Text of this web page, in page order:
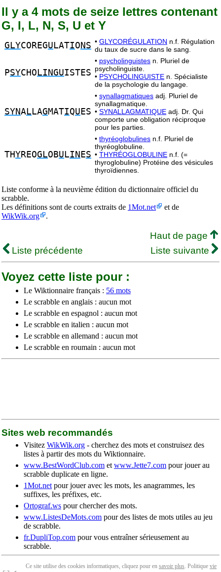
Il y a 4 mots de seize lettres contenant
G, I, L, N, S, U et Y
GLYCOREGU LATIO NS • GLYCORÉGULATION n.f. Régulation
du taux de sucre dans le sang.
PSYCHO LINGUISTES
• psycholinguistes n. Pluriel de
psycholinguiste.
• PSYCHOLINGUISTE n. Spécialiste
de la psychologie du langage.
SYNAL LAGMATIQU ES
• synallagmatiques adj. Pluriel de
synallagmatique.
• SYNALLAGMATIQUE adj. Dr. Qui
comporte une obligation réciproque
pour les parties.
THYREOGLOBU LIN ES
• thyréoglobulines n.f. Pluriel de
thyréoglobuline.
• THYRÉOGLOBULINE n.f. (=
thyroglobuline) Protéine des vésicules
thyroïdiennes.
Liste conforme à la neuvième édition du dictionnaire officiel du
scrabble.
Les définitions sont de courts extraits de 1Mot.net
et de
WikWik.org
.
Haut de page
Liste précédente
Liste suivante
Voyez cette liste pour :
Le Wiktionnaire français : 56 mots
Le scrabble en anglais : aucun mot
Le scrabble en espagnol : aucun mot
Le scrabble en italien : aucun mot
Le scrabble en allemand : aucun mot
Le scrabble en roumain : aucun mot
Sites web recommandés
Visitez WikWik.org - cherchez des mots et construisez des
listes à partir des mots du Wiktionnaire.
www.BestWordClub.com et www.Jette7.com pour jouer au
scrabble duplicate en ligne.
1Mot.net pour jouer avec les mots, les anagrammes, les
suffixes, les préfixes, etc.
Ortograf.ws pour chercher des mots.
www.ListesDeMots.com pour des listes de mots utiles au jeu
de scrabble.
fr.DupliTop.com pour vous entraîner sérieusement au
scrabble.
Ce site utilise des cookies informatiques, cliquez pour en savoir plus. Politique vie